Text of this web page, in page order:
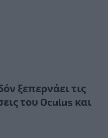
ξεπερνάει τις
του Oculus και